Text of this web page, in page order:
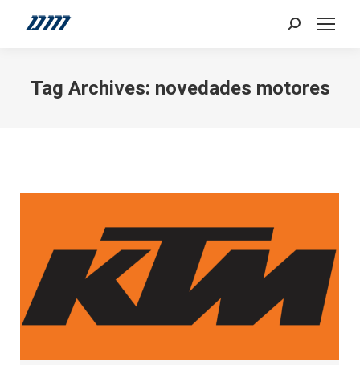
Search:
Tag Archives: novedades motores